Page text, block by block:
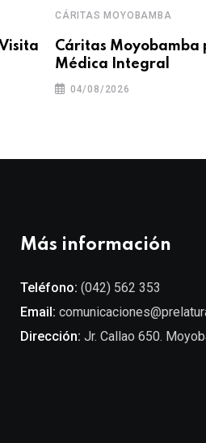
CÁRITAS MOYOBAMBA
Cáritas Moyobamba
Médica Integral
04/08/2026
Más información
Teléfono: (042) 562 353
Email:
Dirección: Jr. Callao 650.